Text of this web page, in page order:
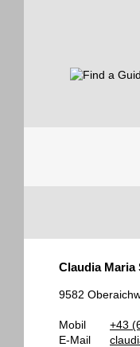
Guides
Claudia Maria
9582
Mobil
+43
E-Mail